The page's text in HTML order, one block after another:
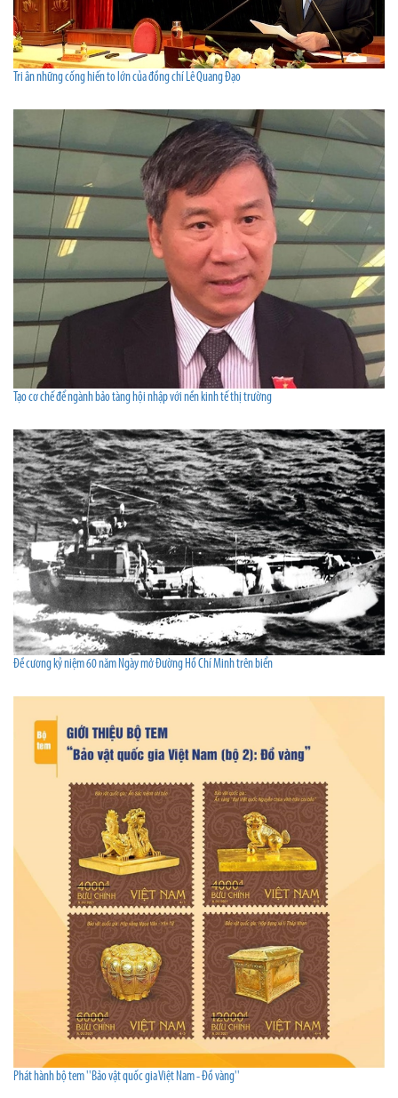
Tri ân những cống hiến to lớn của đồng chí Lê Quang Đạo
Tạo cơ chế để ngành bảo tàng hội nhập với nền kinh tế thị trường
Đề cương kỷ niệm 60 năm Ngày mở Đường Hồ Chí Minh trên biển
Phát hành bộ tem ''Bảo vật quốc gia Việt Nam - Đồ vàng''